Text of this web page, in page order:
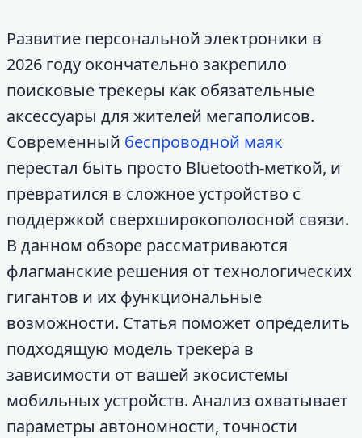
Развитие персональной электроники в
2026 году окончательно закрепило
поисковые трекеры как обязательные
аксессуары для жителей мегаполисов.
Современный беспроводной маяк
перестал быть просто Bluetooth-меткой, и
превратился в сложное устройство с
поддержкой сверхширокополосной связи.
В данном обзоре рассматриваются
флагманские решения от технологических
гигантов и их функциональные
возможности. Статья поможет определить
подходящую модель трекера в
зависимости от вашей экосистемы
мобильных устройств. Анализ охватывает
параметры автономности, точности